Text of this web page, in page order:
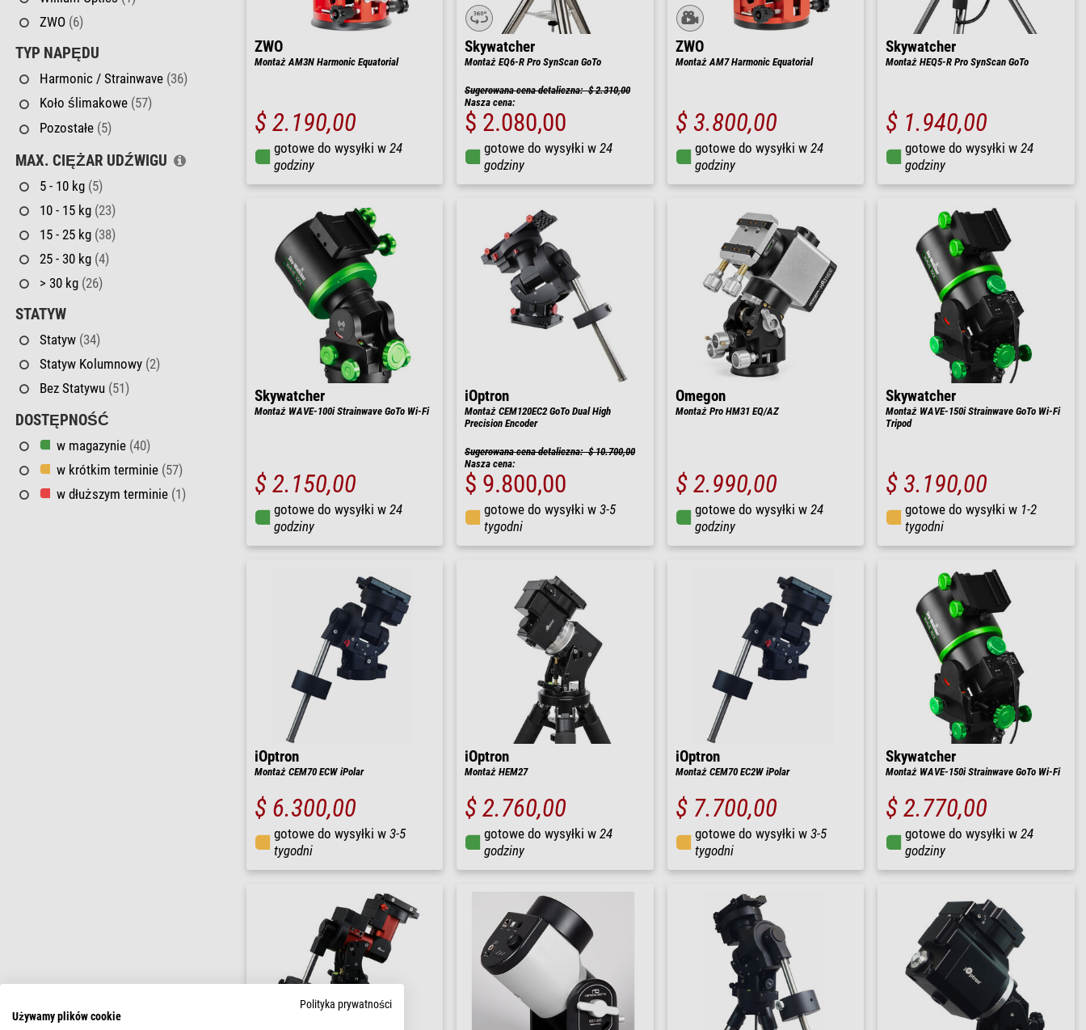
ZWO (6)
TYP NAPĘDU
Harmonic / Strainwave (36)
Koło ślimakowe (57)
Pozostałe (5)
MAX. CIĘŻAR UDŹWIGU
5 - 10 kg (5)
10 - 15 kg (23)
15 - 25 kg (38)
25 - 30 kg (4)
> 30 kg (26)
STATYW
Statyw (34)
Statyw Kolumnowy (2)
Bez Statywu (51)
DOSTĘPNOŚĆ
w magazynie (40)
w krótkim terminie (57)
w dłuższym terminie (1)
ZWO
Montaż AM3N Harmonic Equatorial
$ 2.190,00
gotowe do wysyłki w 24
godziny
Skywatcher
Montaż EQ6-R Pro SynScan GoTo
Sugerowana cena detaliczna: $ 2.310,00
Nasza cena:
$ 2.080,00
gotowe do wysyłki w 24
godziny
ZWO
Montaż AM7 Harmonic Equatorial
$ 3.800,00
gotowe do wysyłki w 24
godziny
Skywatcher
Montaż HEQ5-R Pro SynScan GoTo
$ 1.940,00
gotowe do wysyłki w 24
godziny
Skywatcher
Montaż WAVE-100i Strainwave GoTo Wi-Fi
$ 2.150,00
gotowe do wysyłki w 24
godziny
iOptron
Montaż CEM120EC2 GoTo Dual High
Precision Encoder
Sugerowana cena detaliczna: $ 10.700,00
Nasza cena:
$ 9.800,00
gotowe do wysyłki w 3-5
tygodni
Omegon
Montaż Pro HM31 EQ/AZ
$ 2.990,00
gotowe do wysyłki w 24
godziny
Skywatcher
Montaż WAVE-150i Strainwave GoTo Wi-Fi
Tripod
$ 3.190,00
gotowe do wysyłki w 1-2
tygodni
iOptron
Montaż CEM70 ECW iPolar
$ 6.300,00
gotowe do wysyłki w 3-5
tygodni
iOptron
Montaż HEM27
$ 2.760,00
gotowe do wysyłki w 24
godziny
iOptron
Montaż CEM70 EC2W iPolar
$ 7.700,00
gotowe do wysyłki w 3-5
tygodni
Skywatcher
Montaż WAVE-150i Strainwave GoTo Wi-Fi
$ 2.770,00
gotowe do wysyłki w 24
godziny
Polityka prywatności
Używamy plików cookie